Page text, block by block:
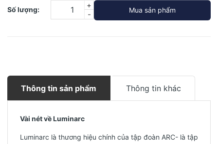
Số lượng:
-
+
Mua sản phẩm
Thông tin sản phẩm Thông tin khác
Vài nét về Luminarc
Luminarc là thương hiệu chính của tập đoàn ARC- là tập